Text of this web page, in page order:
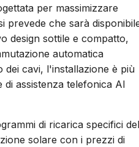
per massimizzare
prevede che sarà
design sottile e compatto,
automatica
dei cavi, l'installazione è più
assistenza telefonica AI
di ricarica specifici del
solare con i prezzi di